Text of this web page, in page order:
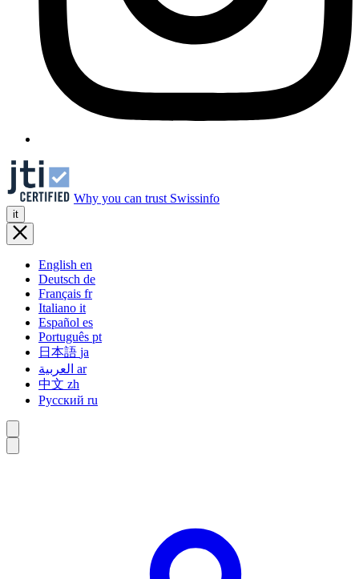
Why you can trust Swissinfo
it
English en
Deutsch de
Français fr
Italiano it
Español es
Português pt
日本語 ja
ar
中文 zh
Русский ru